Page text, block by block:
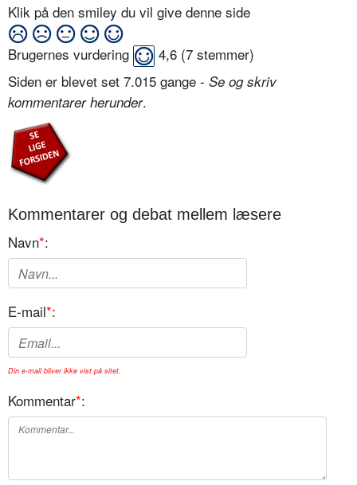
Klik på den smiley du vil give denne side
Brugernes vurdering 4,6 (7 stemmer)
Siden er blevet set 7.015 gange - Se og skriv
kommentarer herunder.
Kommentarer og debat mellem læsere
Navn*:
E-mail*:
Din e-mail bliver ikke vist på sitet.
Kommentar*: